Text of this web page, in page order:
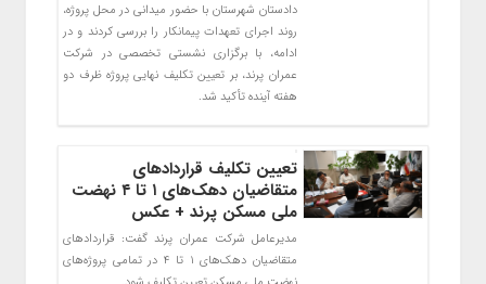
دادستان شهرستان با حضور میدانی در محل پروژه،
روند اجرای تعهدات پیمانکار را بررسی کردند و در
ادامه، با برگزاری نشستی تخصصی در شرکت
عمران پرند، بر تعیین‌ تکلیف نهایی پروژه ظرف دو
هفته آینده تأکید شد.
تعیین تکلیف قراردادهای
متقاضیان دهک‌های ۱ تا ۴ نهضت
ملی مسکن پرند + عکس
مدیرعامل شرکت عمران پرند گفت: قراردادهای
متقاضیان دهک‌های ۱ تا ۴ در تمامی پروژه‌های